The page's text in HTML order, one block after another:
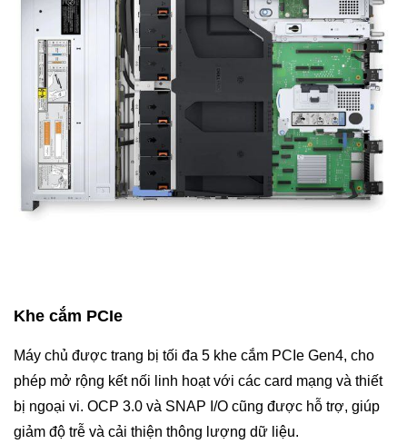
Khe cắm PCIe
Máy chủ được trang bị tối đa 5 khe cắm PCIe Gen4, cho
phép mở rộng kết nối linh hoạt với các card mạng và thiết
bị ngoại vi. OCP 3.0 và SNAP I/O cũng được hỗ trợ, giúp
giảm độ trễ và cải thiện thông lượng dữ liệu.